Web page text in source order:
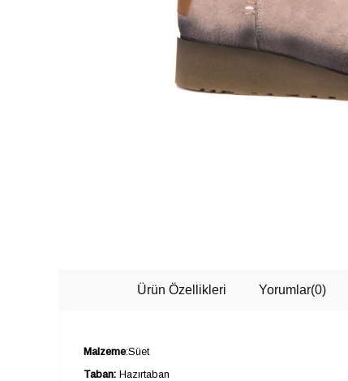
Ürün Özellikleri Yorumlar(0)
Malzeme:Süet
Taban: Hazırtaban